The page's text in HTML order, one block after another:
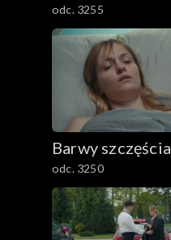
odc. 3255
Barwy szczęścia
odc. 3250